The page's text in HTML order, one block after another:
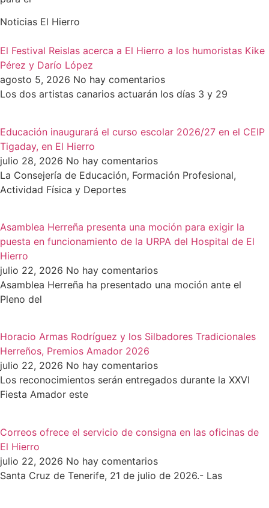
Noticias El Hierro
El Festival Reislas acerca a El Hierro a los humoristas Kike
Pérez y Darío López
agosto 5, 2026 No hay comentarios
Los dos artistas canarios actuarán los días 3 y 29
Educación inaugurará el curso escolar 2026/27 en el CEIP
Tigaday, en El Hierro
julio 28, 2026 No hay comentarios
La Consejería de Educación, Formación Profesional,
Actividad Física y Deportes
Asamblea Herreña presenta una moción para exigir la
puesta en funcionamiento de la URPA del Hospital de El
Hierro
julio 22, 2026 No hay comentarios
Asamblea Herreña ha presentado una moción ante el
Pleno del
Horacio Armas Rodríguez y los Silbadores Tradicionales
Herreños, Premios Amador 2026
julio 22, 2026 No hay comentarios
Los reconocimientos serán entregados durante la XXVI
Fiesta Amador este
Correos ofrece el servicio de consigna en las oficinas de
El Hierro
julio 22, 2026 No hay comentarios
Santa Cruz de Tenerife, 21 de julio de 2026.- Las